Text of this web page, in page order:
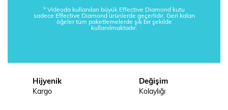
* Videoda kullanılan büyük Effective Diamond kutu
sadece Effective Diamond ürünlerde geçerlidir. Geri kalan
öğeler tüm paketlemelerde şık bir şekilde
kullanılmaktadır.
Hijyenik
Kargo
Değişim
Kolaylığı